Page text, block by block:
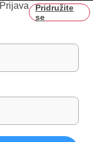
Prijava
Pridružite
se